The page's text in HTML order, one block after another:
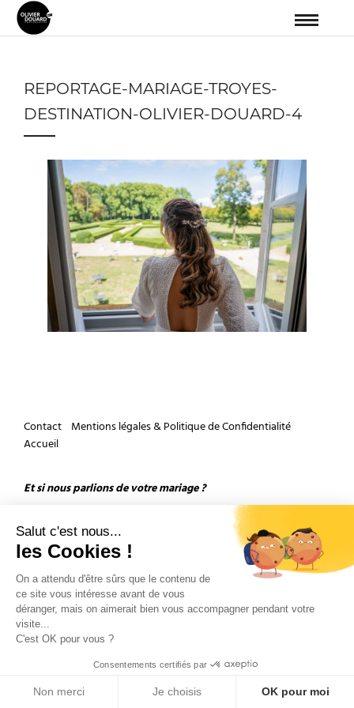
Salut c'est nous...
les Cookies !
On a attendu d'être sûrs que le contenu de
ce site vous intéresse avant de vous
déranger, mais on aimerait bien vous accompagner pendant votre
visite...
C'est OK pour vous ?
Consentements certifiés par
Non merci Je choisis OK pour moi
REPORTAGE-MARIAGE-TROYES-
DESTINATION-OLIVIER-DOUARD-4
Contact Mentions légales & Politique de Confidentialité
Accueil
Et si nous parlions de votre mariage ?
Copyright 2026 by Olivier Douard Photographe de mariage - Tous droits réservés